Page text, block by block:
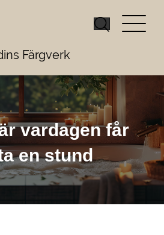
Färgverk
vardagen får
en stund